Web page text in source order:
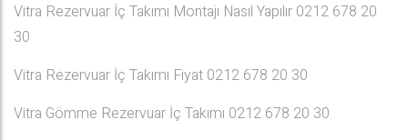
Vitra Rezervuar İç Takımı Montajı Nasıl Yapılır 0212 678 20
30
Vitra Rezervuar İç Takımı Fiyat 0212 678 20 30
Vitra Gömme Rezervuar İç Takımı 0212 678 20 30